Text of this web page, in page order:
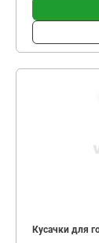
Кусачки для